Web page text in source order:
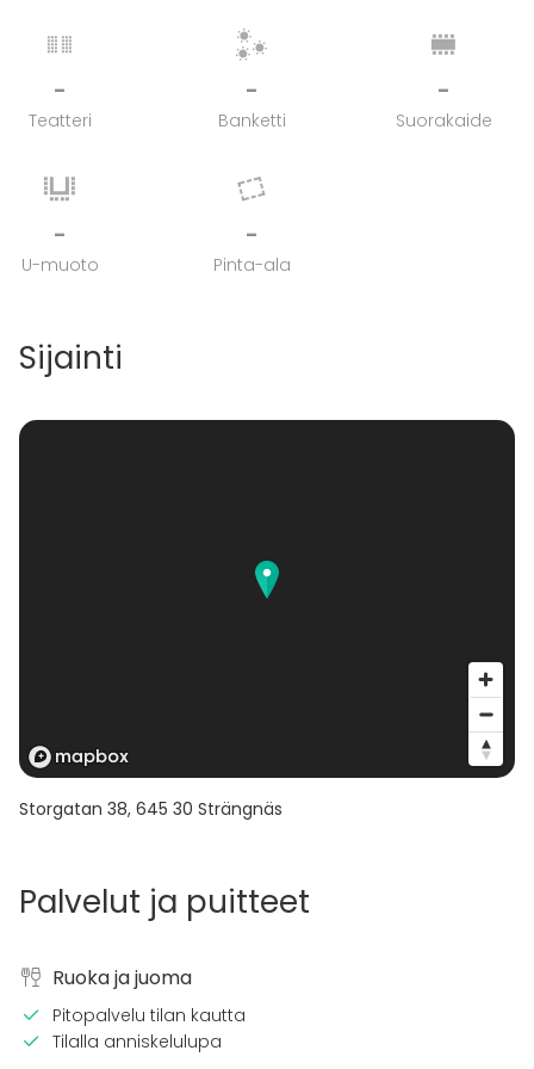
-
Teatteri
-
Banketti
-
Suorakaide
-
U-muoto
-
Pinta-ala
Sijainti
Storgatan 38, 645 30 Strängnäs
Palvelut ja puitteet
Ruoka ja juoma
Pitopalvelu tilan kautta
Tilalla anniskelulupa